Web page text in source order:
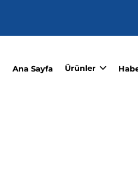
Ana Sayfa Ürünler